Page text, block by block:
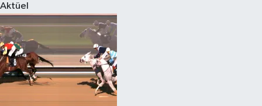
Aktüel